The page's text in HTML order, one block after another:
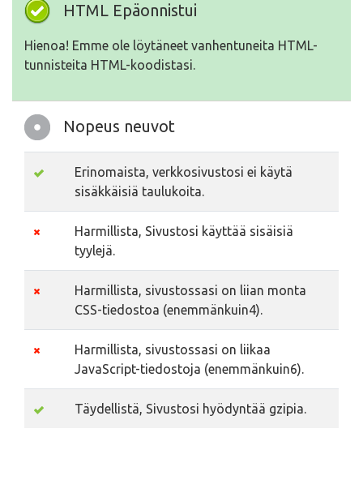
HTML Epäonnistui
Hienoa! Emme ole löytäneet vanhentuneita HTML-
tunnisteita HTML-koodistasi.
Nopeus neuvot
Erinomaista, verkkosivustosi ei käytä
sisäkkäisiä taulukoita.
Harmillista, Sivustosi käyttää sisäisiä
tyylejä.
Harmillista, sivustossasi on liian monta
CSS-tiedostoa (enemmänkuin4).
Harmillista, sivustossasi on liikaa
JavaScript-tiedostoja (enemmänkuin6).
Täydellistä, Sivustosi hyödyntää gzipia.